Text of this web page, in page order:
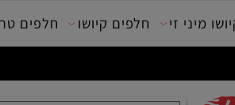
זי חלפים קיושו חלפים טרקסס